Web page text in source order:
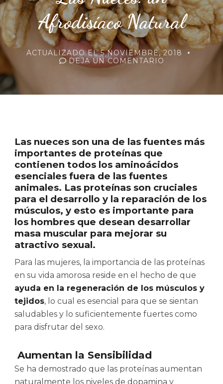
Afrodisíaco Natural
ACTUALIZADO EL5 NOVIEMBRE, 2018
DEJA UN COMENTARIO
Las nueces son una de las fuentes más
importantes de proteínas que
contienen todos los aminoácidos
esenciales fuera de las fuentes
animales. Las proteínas son cruciales
para el desarrollo y la reparación de los
músculos, y esto es importante para
los hombres que desean desarrollar
masa muscular para mejorar su
atractivo sexual.
Para las mujeres, la importancia de las proteínas
en su vida amorosa reside en el hecho de que
ayuda en la regeneración de los músculos y
tejidos, lo cual es esencial para que se sientan
saludables y lo suficientemente fuertes como
para disfrutar del sexo.
Aumentan la Sensibilidad
Se ha demostrado que las proteínas aumentan
naturalmente los niveles de dopamina y